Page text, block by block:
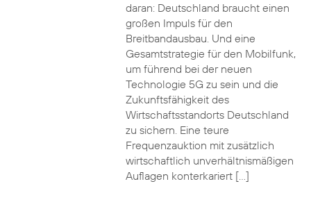
daran: Deutschland braucht einen
großen Impuls für den
Breitbandausbau. Und eine
Gesamtstrategie für den Mobilfunk,
um führend bei der neuen
Technologie 5G zu sein und die
Zukunftsfähigkeit des
Wirtschaftsstandorts Deutschland
zu sichern. Eine teure
Frequenzauktion mit zusätzlich
wirtschaftlich unverhältnismäßigen
Auflagen konterkariert […]